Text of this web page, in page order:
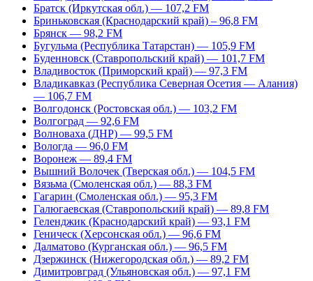
Братск (Иркутская обл.) — 107,2 FM
Бриньковская (Краснодарский край) – 96,8 FM
Брянск — 98,2 FM
Бугульма (Республика Татарстан) — 105,9 FM
Буденновск (Ставропольский край) — 101,7 FM
Владивосток (Приморский край) — 97,3 FM
Владикавказ (Республика Северная Осетия — Алания)
— 106,7 FM
Волгодонск (Ростовская обл.) — 103,2 FM
Волгоград — 92,6 FM
Волноваха (ДНР) — 99,5 FM
Вологда — 96,0 FM
Воронеж — 89,4 FM
Вышний Волочек (Тверская обл.) — 104,5 FM
Вязьма (Смоленская обл.) — 88,3 FM
Гагарин (Смоленская обл.) — 95,3 FM
Галюгаевская (Ставропольский край) — 89,8 FM
Геленджик (Краснодарский край) — 93,1 FM
Геническ (Херсонская обл.) — 96,6 FM
Далматово (Курганская обл.) — 96,5 FM
Дзержинск (Нижегородская обл.) — 89,2 FM
Димитровград (Ульяновская обл.) — 97,1 FM